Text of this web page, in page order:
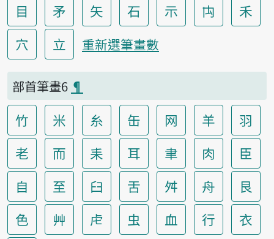
目
矛 矢 石 示 禸
禾
穴
立 重新選筆畫數
部首筆畫6 ¶
竹 米 糸 缶 网 羊
羽
老
而 耒 耳 聿 肉
臣
自
至 臼 舌 舛 舟
艮
色
艸 虍 虫 血 行
衣